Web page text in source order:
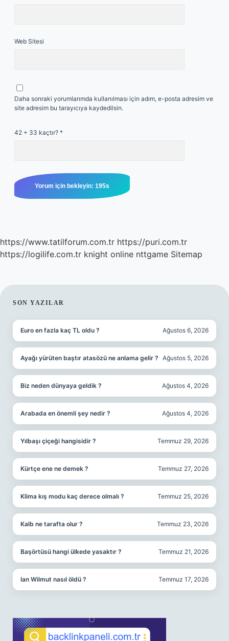
Web Sitesi
Daha sonraki yorumlarımda kullanılması için adım, e-posta adresim ve
site adresim bu tarayıcıya kaydedilsin.
42 + 33 kaçtır? *
https://www.tatilforum.com.tr https://puri.com.tr
https://logilife.com.tr knight online nttgame Sitemap
SIDEBAR
SON YAZILAR
Euro en fazla kaç TL oldu ? Ağustos 6, 2026
Ayağı yürüten baştır atasözü ne anlama gelir ? Ağustos 5, 2026
Biz neden dünyaya geldik ? Ağustos 4, 2026
Arabada en önemli şey nedir ? Ağustos 4, 2026
Yılbaşı çiçeği hangisidir ? Temmuz 29, 2026
Kürtçe ene ne demek ? Temmuz 27, 2026
Klima kış modu kaç derece olmalı ? Temmuz 25, 2026
Kalb ne tarafta olur ? Temmuz 23, 2026
Başörtüsü hangi ülkede yasaktır ? Temmuz 21, 2026
Ian Wilmut nasıl öldü ? Temmuz 17, 2026